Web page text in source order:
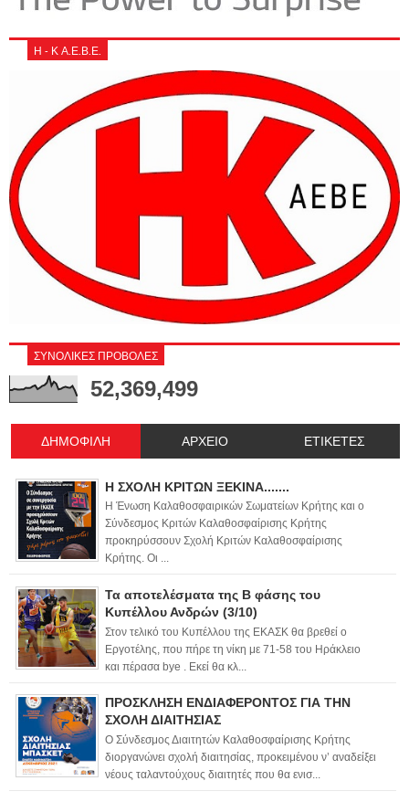
Η - Κ Α.Ε.Β.Ε.
ΣΥΝΟΛΙΚΕΣ ΠΡΟΒΟΛΕΣ
52,369,499
ΔΗΜΟΦΙΛΗ ΑΡΧΕΙΟ ΕΤΙΚΕΤΕΣ
Η ΣΧΟΛΗ ΚΡΙΤΩΝ ΞΕΚΙΝΑ.......
Η Ένωση Καλαθοσφαιρικών Σωματείων Κρήτης και ο
Σύνδεσμος Κριτών Καλαθοσφαίρισης Κρήτης
προκηρύσσουν Σχολή Κριτών Καλαθοσφαίρισης
Κρήτης. Οι ...
Τα αποτελέσματα της Β φάσης του
Κυπέλλου Ανδρών (3/10)
Στον τελικό του Κυπέλλου της ΕΚΑΣΚ θα βρεθεί ο
Εργοτέλης, που πήρε τη νίκη με 71-58 του Ηράκλειο
και πέρασα bye . Εκεί θα κλ...
ΠΡΟΣΚΛΗΣΗ ΕΝΔΙΑΦΕΡΟΝΤΟΣ ΓΙΑ ΤΗΝ
ΣΧΟΛΗ ΔΙΑΙΤΗΣΙΑΣ
Ο Σύνδεσμος Διαιτητών Καλαθοσφαίρισης Κρήτης
διοργανώνει σχολή διαιτησίας, προκειμένου ν’ αναδείξει
νέους ταλαντούχους διαιτητές που θα ενισ...